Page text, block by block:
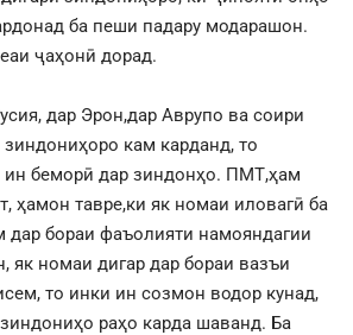
ба пеши падару модарашон.
ҷаҳонӣ дорад.
дар Эрон,дар Аврупо ва соири
кам карданд, то
ин беморӣ дар зиндонҳо. ПМТ,ҳам
ҳамон тавре,ки як номаи иловагӣ ба
бораи фаъолияти намояндагии
як номаи дигар дар бораи вазъи
то инки ин созмон водор кунад,
раҳо карда шаванд. Ба